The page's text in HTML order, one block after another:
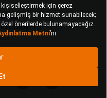
gibi faktörler göz
seçenekler, enerji
olur.
dostu hem de ekonomik